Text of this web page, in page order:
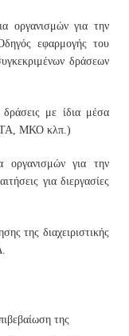
οργανισμών για την
εφαρμογής του
δράσεων
με ίδια μέσα
ΟΤΑ, ΜΚΟ κλπ.)
οργανισμών για την
για διεργασίες
της διαχειριστικής
της